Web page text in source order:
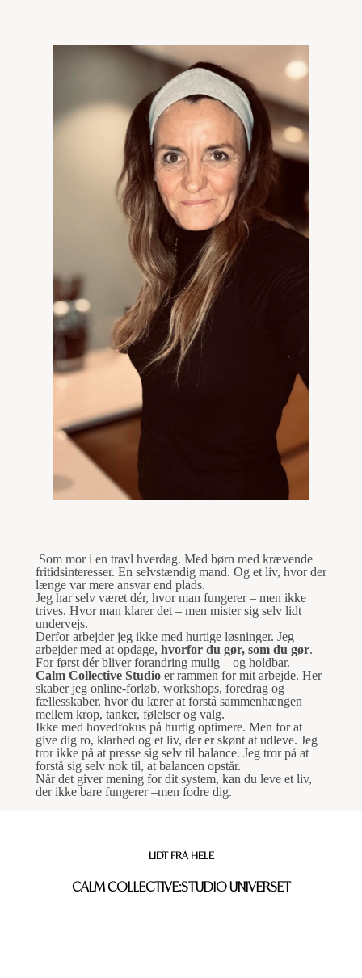
Som mor i en travl hverdag. Med børn med krævende
fritidsinteresser. En selvstændig mand. Og et liv, hvor der
længe var mere ansvar end plads.
Jeg har selv været dér, hvor man fungerer – men ikke
trives. Hvor man klarer det – men mister sig selv lidt
undervejs.
Derfor arbejder jeg ikke med hurtige løsninger. Jeg
arbejder med at opdage, hvorfor du gør, som du gør.
For først dér bliver forandring mulig – og holdbar.
Calm Collective Studio er rammen for mit arbejde. Her
skaber jeg online-forløb, workshops, foredrag og
fællesskaber, hvor du lærer at forstå sammenhængen
mellem krop, tanker, følelser og valg.
Ikke med hovedfokus på hurtig optimere. Men for at
give dig ro, klarhed og et liv, der er skønt at udleve. Jeg
tror ikke på at presse sig selv til balance. Jeg tror på at
forstå sig selv nok til, at balancen opstår.
Når det giver mening for dit system, kan du leve et liv,
der ikke bare fungerer –men fodre dig.
LIDT FRA HELE
CALM COLLECTIVE:STUDIO UNIVERSET